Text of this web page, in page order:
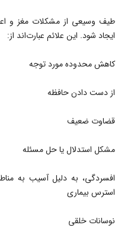
طیف وسیعی از مشکلات مغز و
ایجاد شود. این علائم عبارت‌اند از:
کاهش محدوده مورد توجه
از دست دادن حافظه
قضاوت ضعیف
مشکل استدلال یا حل مسئله
افسردگی، به دلیل آسیب به
استرس بیماری
نوسانات خلقی